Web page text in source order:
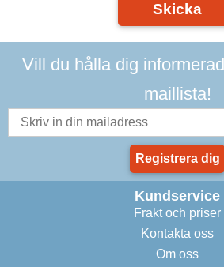
Skicka
Vill du hålla dig
maillista!
Registrera dig
Kundservice
Frakt och priser
Kontakta oss
Om oss